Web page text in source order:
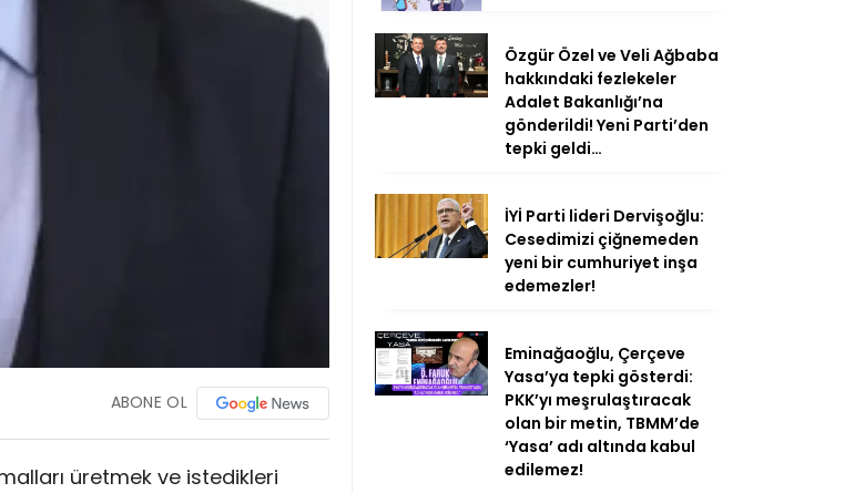
ABONE OL
üretmek ve istedikleri
Özgür Özel ve Veli Ağbaba
hakkındaki fezlekeler
Adalet Bakanlığı’na
gönderildi! Yeni Parti’den
tepki geldi…
İYİ Parti lideri Dervişoğlu:
Cesedimizi çiğnemeden
yeni bir cumhuriyet inşa
edemezler!
Eminağaoğlu, Çerçeve
Yasa’ya tepki gösterdi:
PKK’yı meşrulaştıracak
olan bir metin, TBMM’de
‘Yasa’ adı altında kabul
edilemez!